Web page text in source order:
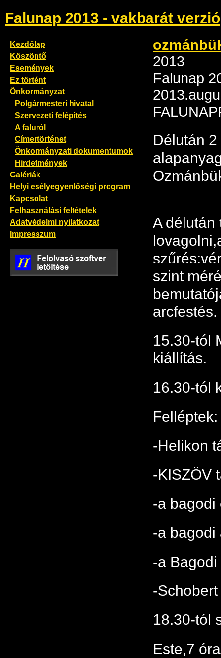
Falunap 2013 - vakbarát verzió
2013
Falunap
Délután
A délután
szint
arcfestés.
15.30-tól
kiállítás.
16.30-tól
Felléptek:
-Helikon
-KISZÖV
-a bagodi
-a bagodi
-a
-
18.30-tól
Este,7
Kezdőlap
Köszöntő
Események
Ez történt
Önkormányzat
Polgármesteri hivatal
Szervezeti felépítés
A faluról
Címertörténet
Önkormányzati dokumentumok
Hirdetmények
Galériák
Helyi esélyegyenlőségi program
Kapcsolat
Felhasználási feltételek
Adatvédelmi nyilatkozat
Impresszum